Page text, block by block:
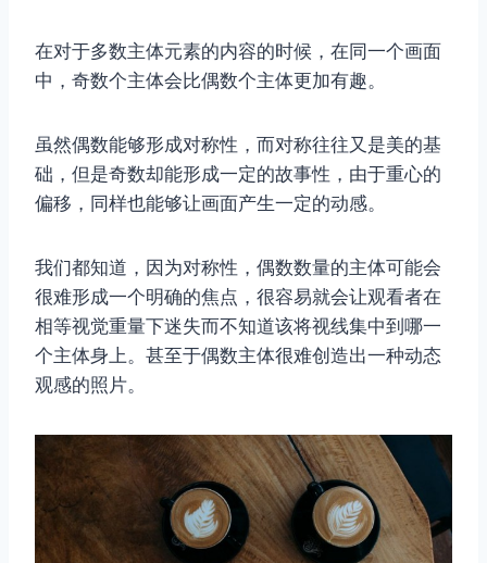
在对于多数主体元素的内容的时候，在同一个画面
中，奇数个主体会比偶数个主体更加有趣。
虽然偶数能够形成对称性，而对称往往又是美的基
础，但是奇数却能形成一定的故事性，由于重心的
偏移，同样也能够让画面产生一定的动感。
我们都知道，因为对称性，偶数数量的主体可能会
很难形成一个明确的焦点，很容易就会让观看者在
相等视觉重量下迷失而不知道该将视线集中到哪一
个主体身上。甚至于偶数主体很难创造出一种动态
观感的照片。